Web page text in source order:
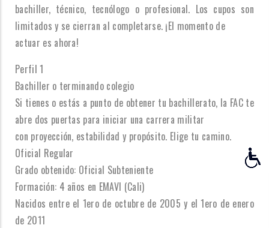
bachiller, técnico, tecnólogo o profesional. Los cupos son
limitados y se cierran al completarse. ¡El momento de
actuar es ahora!
Perfil 1
Bachiller o terminando colegio
Si tienes o estás a punto de obtener tu bachillerato, la FAC te
abre dos puertas para iniciar una carrera militar
con proyección, estabilidad y propósito. Elige tu camino.
Oficial Regular
Grado obtenido: Oficial Subteniente
Formación: 4 años en EMAVI (Cali)
Nacidos entre el 1ero de octubre de 2005 y el 1ero de enero
de 2011